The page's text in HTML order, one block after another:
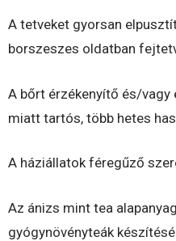
A tetveket gyorsan
borszeszes oldatban
A bőrt érzékenyítő és/
miatt tartós, több hetes
A háziállatok féregűző
Az ánizs mint tea
gyógynövényteák